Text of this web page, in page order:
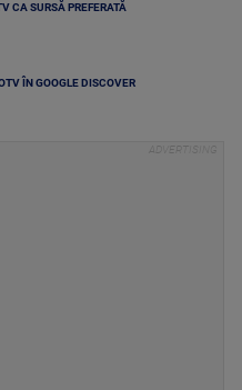
CA SURSĂ PREFERATĂ
ÎN GOOGLE DISCOVER